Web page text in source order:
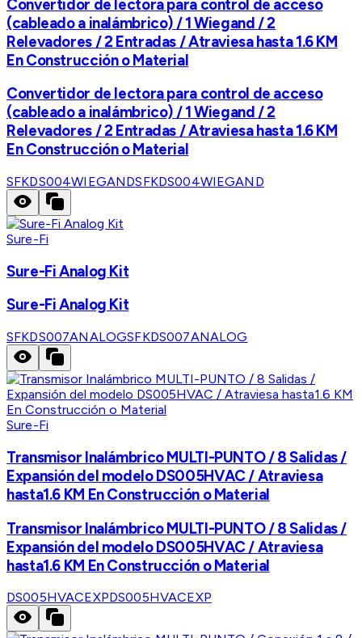
Convertidor de lectora para control de acceso
(cableado a inalámbrico) / 1 Wiegand / 2
Relevadores / 2 Entradas / Atraviesa hasta 1.6 KM
En Construcción o Material
Convertidor de lectora para control de acceso
(cableado a inalámbrico) / 1 Wiegand / 2
Relevadores / 2 Entradas / Atraviesa hasta 1.6 KM
En Construcción o Material
SFKDS004WIEGANDSFKDS004WIEGAND
Sure-Fi
Sure-Fi Analog Kit
Sure-Fi Analog Kit
SFKDS007ANALOGSFKDS007ANALOG
Sure-Fi
Transmisor Inalámbrico MULTI-PUNTO / 8 Salidas /
Expansión del modelo DS005HVAC / Atraviesa
hasta1.6 KM En Construcción o Material
Transmisor Inalámbrico MULTI-PUNTO / 8 Salidas /
Expansión del modelo DS005HVAC / Atraviesa
hasta1.6 KM En Construcción o Material
DS005HVACEXPDS005HVACEXP